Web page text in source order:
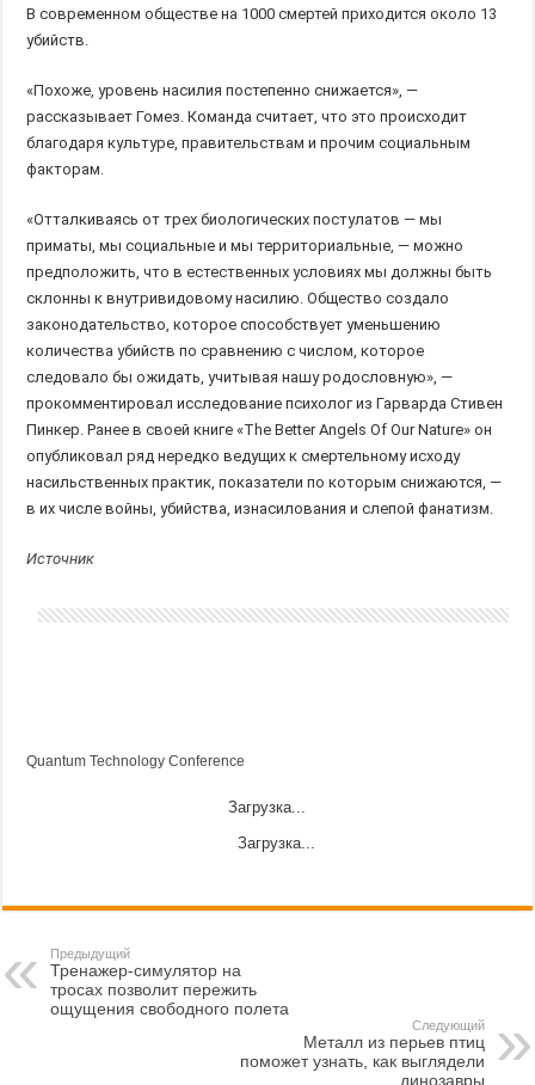
В современном обществе на 1000 смертей приходится около 13
убийств.
«Похоже, уровень насилия постепенно снижается», —
рассказывает Гомез. Команда считает, что это происходит
благодаря культуре, правительствам и прочим социальным
факторам.
«Отталкиваясь от трех биологических постулатов — мы
приматы, мы социальные и мы территориальные, — можно
предположить, что в естественных условиях мы должны быть
склонны к внутривидовому насилию. Общество создало
законодательство, которое способствует уменьшению
количества убийств по сравнению с числом, которое
следовало бы ожидать, учитывая нашу родословную», —
прокомментировал исследование психолог из Гарварда Стивен
Пинкер. Ранее в своей книге «The Better Angels Of Our Nature» он
опубликовал ряд нередко ведущих к смертельному исходу
насильственных практик, показатели по которым снижаются, —
в их числе войны, убийства, изнасилования и слепой фанатизм.
Источник
Quantum Technology Conference
Загрузка...
Загрузка...
Предыдущий
Тренажер-симулятор на
тросах позволит пережить
ощущения свободного полета
Следующий
Металл из перьев птиц
поможет узнать, как выглядели
динозавры